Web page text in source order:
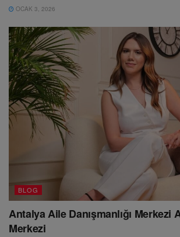
OCAK 3, 2026
BLOG
Antalya Aile Danışmanlığı Merkezi
Merkezi